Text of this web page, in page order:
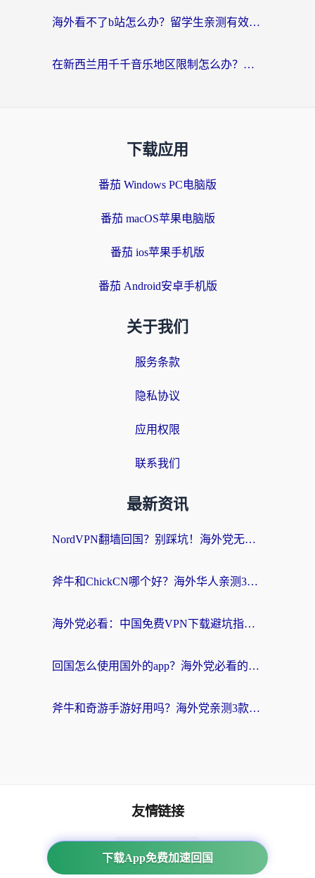
海外看不了b站怎么办？留学生亲测有效的回国加速器选择攻略，解决豆瓣音乐、美团外卖难题
在新西兰用千千音乐地区限制怎么办？海外华人必备的回国加速解决方案
下载应用
番茄 Windows PC电脑版
番茄 macOS苹果电脑版
番茄 ios苹果手机版
番茄 Android安卓手机版
关于我们
服务条款
隐私协议
应用权限
联系我们
最新资讯
NordVPN翻墙回国？别踩坑！海外党无缝访问国内资源的真实指南
斧牛和ChickCN哪个好？海外华人亲测3款回国加速器+免费试用攻略
海外党必看：中国免费VPN下载避坑指南 + 无缝访问国内资源的终极方案
回国怎么使用国外的app？海外党必看的无缝访问国内资源全攻略
斧牛和奇游手游好用吗？海外党亲测3款回国加速器，选对才能无缝刷国内资源
下载App免费加速回国
友情链接
番茄加速器